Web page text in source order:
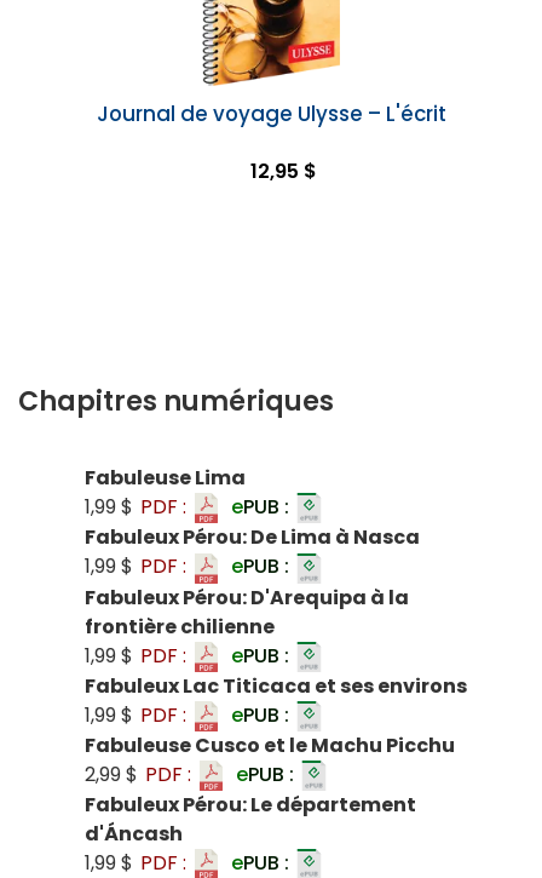
Journal de voyage Ulysse – L'écrit
12,95 $
Chapitres numériques
Fabuleuse Lima
1,99 $ PDF : ePUB :
Fabuleux Pérou: De Lima à Nasca
1,99 $ PDF : ePUB :
Fabuleux Pérou: D'Arequipa à la
frontière chilienne
1,99 $ PDF : ePUB :
Fabuleux Lac Titicaca et ses environs
1,99 $ PDF : ePUB :
Fabuleuse Cusco et le Machu Picchu
2,99 $ PDF : ePUB :
Fabuleux Pérou: Le département
d'Áncash
1,99 $ PDF : ePUB :